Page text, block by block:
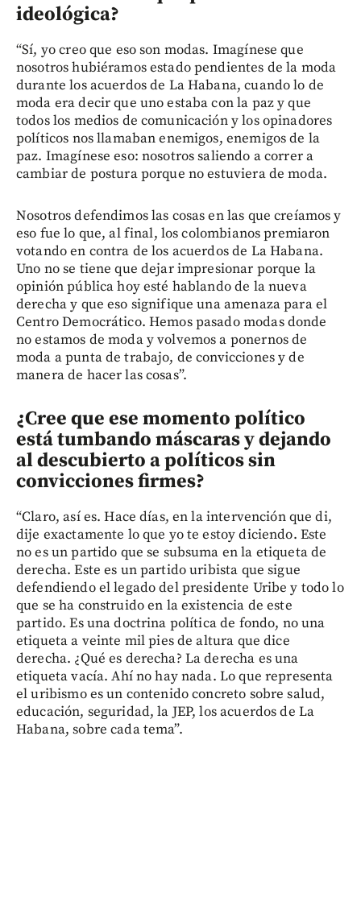
ideológica?
“Sí, yo creo que eso son modas. Imagínese que
nosotros hubiéramos estado pendientes de la moda
durante los acuerdos de La Habana, cuando lo de
moda era decir que uno estaba con la paz y que
todos los medios de comunicación y los opinadores
políticos nos llamaban enemigos, enemigos de la
paz. Imagínese eso: nosotros saliendo a correr a
cambiar de postura porque no estuviera de moda.
Nosotros defendimos las cosas en las que creíamos y
eso fue lo que, al final, los colombianos premiaron
votando en contra de los acuerdos de La Habana.
Uno no se tiene que dejar impresionar porque la
opinión pública hoy esté hablando de la nueva
derecha y que eso signifique una amenaza para el
Centro Democrático. Hemos pasado modas donde
no estamos de moda y volvemos a ponernos de
moda a punta de trabajo, de convicciones y de
manera de hacer las cosas”.
¿Cree que ese momento político
está tumbando máscaras y dejando
al descubierto a políticos sin
convicciones firmes?
“Claro, así es. Hace días, en la intervención que di,
dije exactamente lo que yo te estoy diciendo. Este
no es un partido que se subsuma en la etiqueta de
derecha. Este es un partido uribista que sigue
defendiendo el legado del presidente Uribe y todo lo
que se ha construido en la existencia de este
partido. Es una doctrina política de fondo, no una
etiqueta a veinte mil pies de altura que dice
derecha. ¿Qué es derecha? La derecha es una
etiqueta vacía. Ahí no hay nada. Lo que representa
el uribismo es un contenido concreto sobre salud,
educación, seguridad, la JEP, los acuerdos de La
Habana, sobre cada tema”.